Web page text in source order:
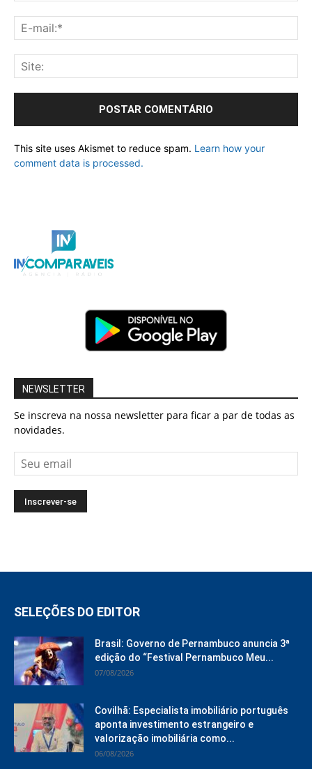
This site uses Akismet to reduce spam. Learn how your
comment data is processed.
NEWSLETTER
Se inscreva na nossa newsletter para ficar a par de todas as
novidades.
SELEÇÕES DO EDITOR
Brasil: Governo de Pernambuco anuncia 3ª
edição do “Festival Pernambuco Meu...
07/08/2026
Covilhã: Especialista imobiliário português
aponta investimento estrangeiro e
valorização imobiliária como...
06/08/2026